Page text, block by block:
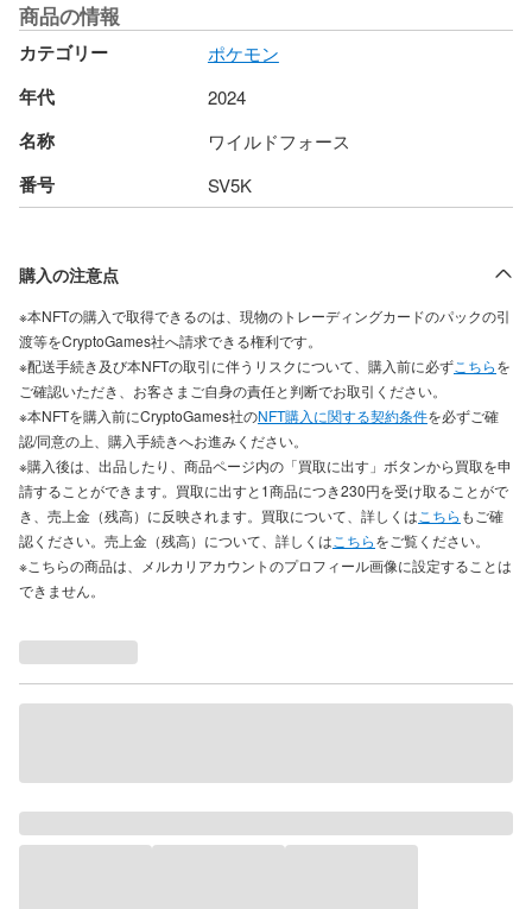
商品の情報
カテゴリー ポケモン
年代 2024
名称 ワイルドフォース
番号 SV5K
購入の注意点
※本NFTの購入で取得できるのは、現物のトレーディングカードのパックの引
渡等をCryptoGames社へ請求できる権利です。
※配送手続き及び本NFTの取引に伴うリスクについて、購入前に必ずこちらを
ご確認いただき、お客さまご自身の責任と判断でお取引ください。
※本NFTを購入前にCryptoGames社のNFT購入に関する契約条件を必ずご確
認/同意の上、購入手続きへお進みください。
※購入後は、出品したり、商品ページ内の「買取に出す」ボタンから買取を申
請することができます。買取に出すと1商品につき230円を受け取ることがで
き、売上金（残高）に反映されます。買取について、詳しくは こちら もご確
認ください。売上金（残高）について、詳しくは こちらをご覧ください。
※こちらの商品は、メルカリアカウントのプロフィール画像に設定することは
できません。